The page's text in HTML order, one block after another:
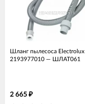
Шланг пылесоса Electrolux
2193977010 — ШЛАТ061
2 665 ₽